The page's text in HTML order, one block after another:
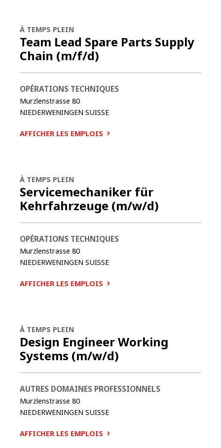
À TEMPS PLEIN
Team Lead Spare Parts Supply
Chain (m/f/d)
OPÉRATIONS TECHNIQUES
Murzlenstrasse 80
NIEDERWENINGEN SUISSE
AFFICHER LES EMPLOIS
À TEMPS PLEIN
Servicemechaniker für
Kehrfahrzeuge (m/w/d)
OPÉRATIONS TECHNIQUES
Murzlenstrasse 80
NIEDERWENINGEN SUISSE
AFFICHER LES EMPLOIS
À TEMPS PLEIN
Design Engineer Working
Systems (m/w/d)
AUTRES DOMAINES PROFESSIONNELS
Murzlenstrasse 80
NIEDERWENINGEN SUISSE
AFFICHER LES EMPLOIS